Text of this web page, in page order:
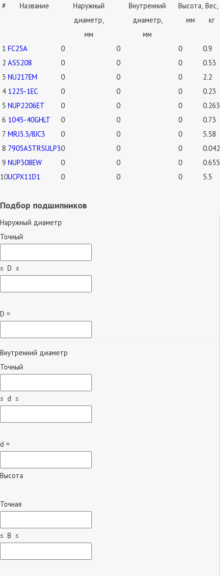
# Название
Наружный
диаметр,
мм
Внутренний
диаметр,
мм
Высота,
мм
Вес,
кг
1 FC25A 0 0 0
0.9
2 ASS208 0 0 0
0.53
3 NU217EM 0 0 0
2.2
4 1225-1EC 0 0 0
0.23
5 NUP2206ET 0 0 0
0.263
6 1045-40GHLT 0 0 0
0.73
7 MRJ3.3/8JC3 0 0 0
5.58
8 7905A5TRSULP30 0 0
0.042
9 NUP308EW 0 0 0
0.655
10UCPX11D1 0 0 0 5.5
Подбор подшипников
Наружный диаметр
Точный
≤ D ≤
D =
Внутренний диаметр
Точный
≤ d ≤
d =
Высота
Точная
≤ B ≤